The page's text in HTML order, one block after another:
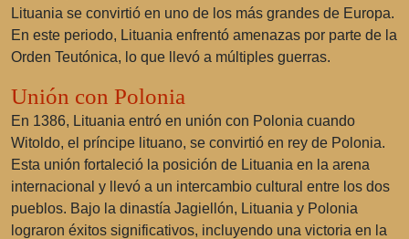
Lituania se convirtió en uno de los más grandes de Europa.
En este periodo, Lituania enfrentó amenazas por parte de la
Orden Teutónica, lo que llevó a múltiples guerras.
Unión con Polonia
En 1386, Lituania entró en unión con Polonia cuando
Witoldo, el príncipe lituano, se convirtió en rey de Polonia.
Esta unión fortaleció la posición de Lituania en la arena
internacional y llevó a un intercambio cultural entre los dos
pueblos. Bajo la dinastía Jagiellón, Lituania y Polonia
lograron éxitos significativos, incluyendo una victoria en la